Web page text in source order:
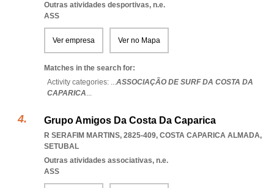
Outras atividades desportivas, n.e.
ASS
Ver empresa Ver no Mapa
Matches in the search for:
Activity categories: ...ASSOCIAÇÃO DE SURF DA COSTA DA
CAPARICA...
Grupo Amigos Da Costa Da Caparica
R SERAFIM MARTINS, 2825-409, COSTA CAPARICA ALMADA,
SETUBAL
Outras atividades associativas, n.e.
ASS